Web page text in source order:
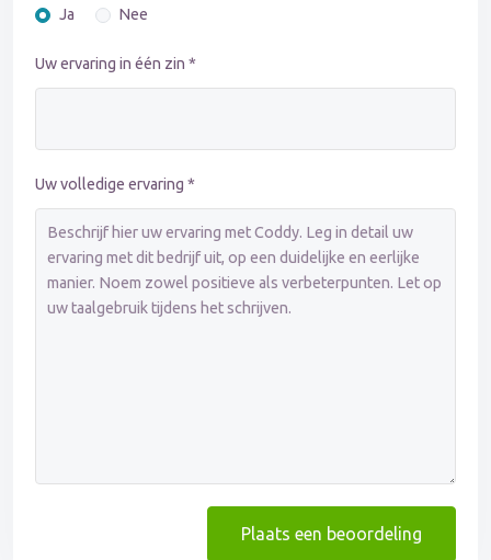
Ja
Nee
Uw ervaring in één zin *
Uw volledige ervaring *
Plaats een beoordeling